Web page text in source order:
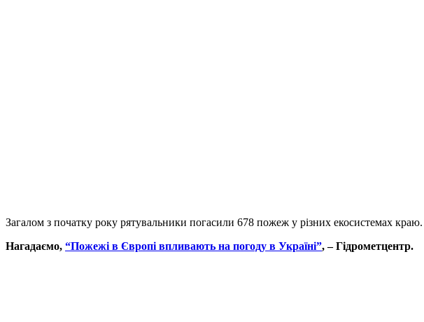
Загалом з початку року рятувальники погасили 678 пожеж у різних екосистемах
Нагадаємо, “Пожежі в Європі впливають на погоду в Україні”, – Гідрометцентр.